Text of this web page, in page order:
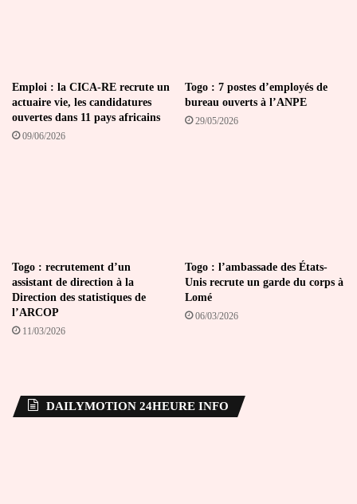
Emploi : la CICA-RE recrute un
actuaire vie, les candidatures
ouvertes dans 11 pays africains
09/06/2026
Togo : 7 postes d’employés de
bureau ouverts à l’ANPE
29/05/2026
Togo : recrutement d’un
assistant de direction à la
Direction des statistiques de
l’ARCOP
11/03/2026
Togo : l’ambassade des États-
Unis recrute un garde du corps à
Lomé
06/03/2026
DAILYMOTION 24HEURE INFO